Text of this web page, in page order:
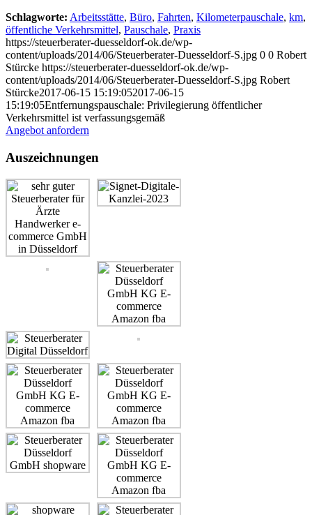
Schlagworte: Arbeitsstätte, Büro, Fahrten, Kilometerpauschale, km,
öffentliche Verkehrsmittel, Pauschale, Praxis
https://steuerberater-duesseldorf-ok.de/wp-
content/uploads/2014/06/Steuerberater-Duesseldorf-S.jpg 0 0 Robert
Stürcke https://steuerberater-duesseldorf-ok.de/wp-
content/uploads/2014/06/Steuerberater-Duesseldorf-S.jpg Robert
Stürcke2017-06-15 15:19:052017-06-15
15:19:05Entfernungspauschale: Privilegierung öffentlicher
Verkehrsmittel ist verfassungsgemäß
Angebot anfordern
Auszeichnungen